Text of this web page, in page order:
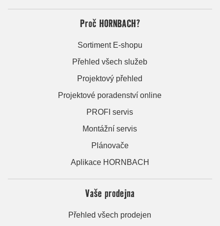
Proč HORNBACH?
Sortiment E-shopu
Přehled všech služeb
Projektový přehled
Projektové poradenství online
PROFI servis
Montážní servis
Plánovače
Aplikace HORNBACH
Vaše prodejna
Přehled všech prodejen